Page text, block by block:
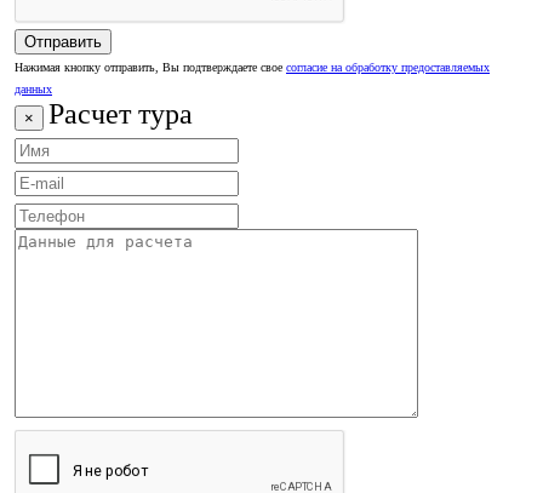
Нажимая кнопку отправить, Вы подтверждаете свое согласие на обработку предоставляемых
данных
× Расчет тура